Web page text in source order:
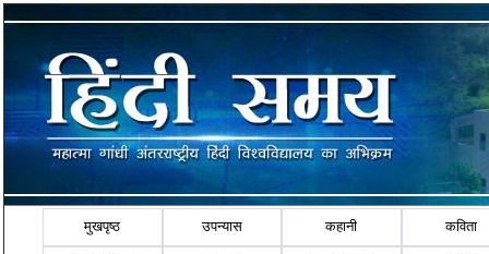
मुखपृष्ठ उपन्यास कहानी कविता